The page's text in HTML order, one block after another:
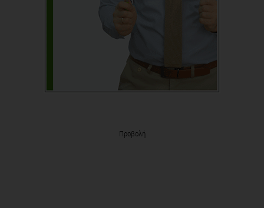
Προβολή